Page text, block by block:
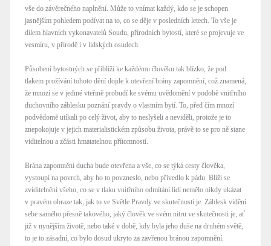
vše do závěrečného naplnění. Může to vnímat každý, kdo se je schopen
jasnějším pohledem podívat na to, co se děje v posledních letech. To vše je
dílem hlavních vykonavatelů Soudu, přírodních bytostí, které se projevuje ve
vesmíru, v přírodě i v lidských osudech.
Působení bytostných se přiblíží ke každému člověku tak blízko, že pod
tlakem prožívání tohoto dění dojde k otevření brány zapomnění, což znamená,
že mnozí se v jediné vteřině probudí ke svému uvědomění v podobě vnitřního
duchovního záblesku poznání pravdy o vlastním bytí. To, před čím mnozí
podvědomě utíkali po celý život, aby to neslyšeli a neviděli, protože je to
znepokojuje v jejich materialistickém způsobu života, právě to se pro ně stane
viditelnou a zčásti hmatatelnou přítomností.
Brána zapomnění ducha bude otevřena a vše, co se týká cesty člověka,
vystoupí na povrch, aby ho to povzneslo, nebo přivedlo k pádu. Blíží se
zviditelnění všeho, co se v tlaku vnitřního odmítání lidí nemělo nikdy ukázat
v pravém obraze tak, jak to ve Světle Pravdy ve skutečnosti je. Záblesk vidění
sebe samého přesně takového, jaký člověk ve svém nitru ve skutečnosti je, ať
již v nynějším životě, nebo také v době, kdy byla jeho duše na druhém světě,
to je to zásadní, co bylo dosud ukryto za zavřenou bránou zapomnění.